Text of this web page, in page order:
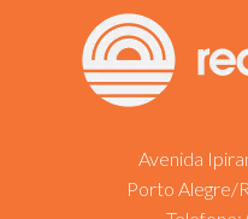
Avenida
Porto Alegre/